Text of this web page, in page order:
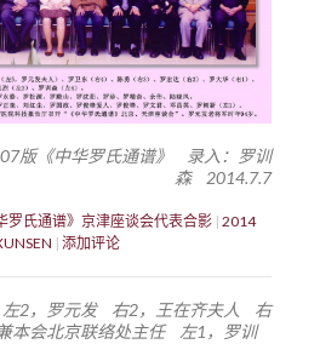
版《中华罗氏通谱》 录入：罗训
森 2014.7.7
罗氏通谱》京津座谈会代表合影 2014
添加评论
左2，罗元发 右2，王在齐夫人 右
本会北京联络处主任 左1，罗训